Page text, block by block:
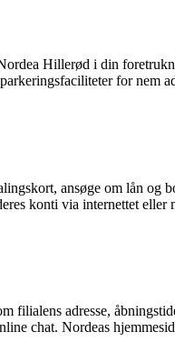
Hillerød i din
for nem
ansøge om lån og
konti via internettet eller
filialens adresse,
chat. Nordeas